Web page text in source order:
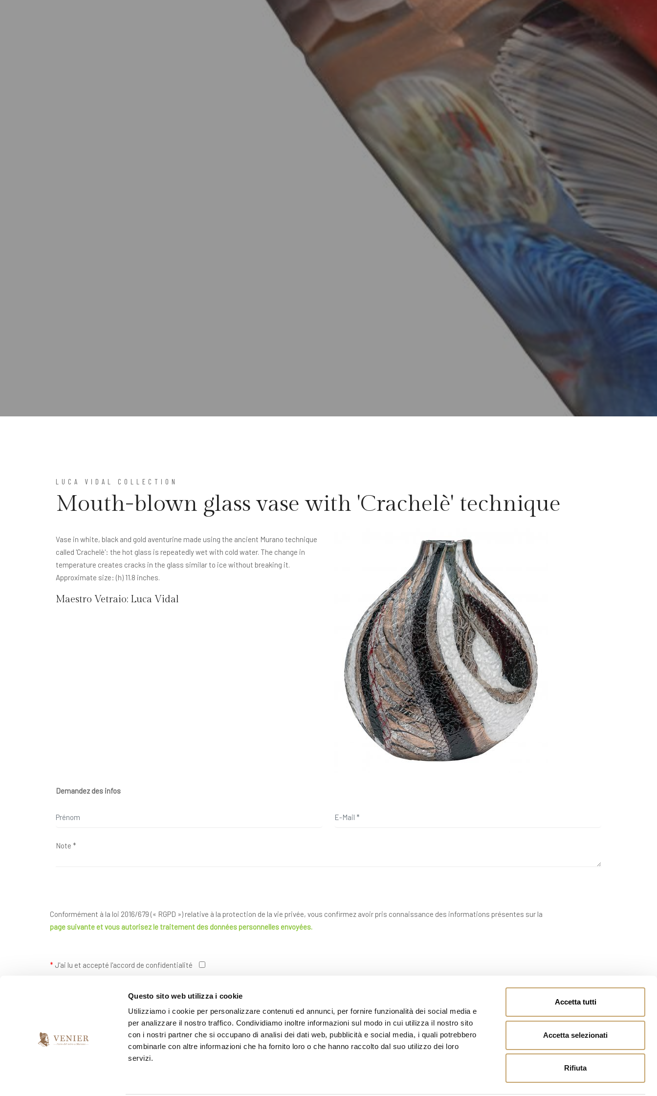
Questo sito web utilizza i cookie
Utilizziamo i cookie per personalizzare contenuti ed annunci, per fornire funzionalità dei social media e
per analizzare il nostro traffico. Condividiamo inoltre informazioni sul modo in cui utilizza il nostro sito
con i nostri partner che si occupano di analisi dei dati web, pubblicità e social media, i quali potrebbero
combinarle con altre informazioni che ha fornito loro o che hanno raccolto dal suo utilizzo dei loro
servizi.
Accetta tutti
Accetta selezionati
Rifiuta
LUCA VIDAL COLLECTION
Mouth-blown glass vase with 'Crachelè' technique
Vase in white, black and gold aventurine made using the ancient Murano technique
called 'Crachelè': the hot glass is repeatedly wet with cold water. The change in
temperature creates cracks in the glass similar to ice without breaking it.
Approximate size: (h) 11.8 inches.
Maestro Vetraio: Luca Vidal
Demandez des infos
Conformément à la loi 2016/679 (« RGPD ») relative à la protection de la vie privée, vous confirmez avoir pris connaissance des informations présentes sur la
page suivanteet vous autorisez le traitement des données personnelles envoyées.
* J'ai lu et accepté l'accord de confidentialité